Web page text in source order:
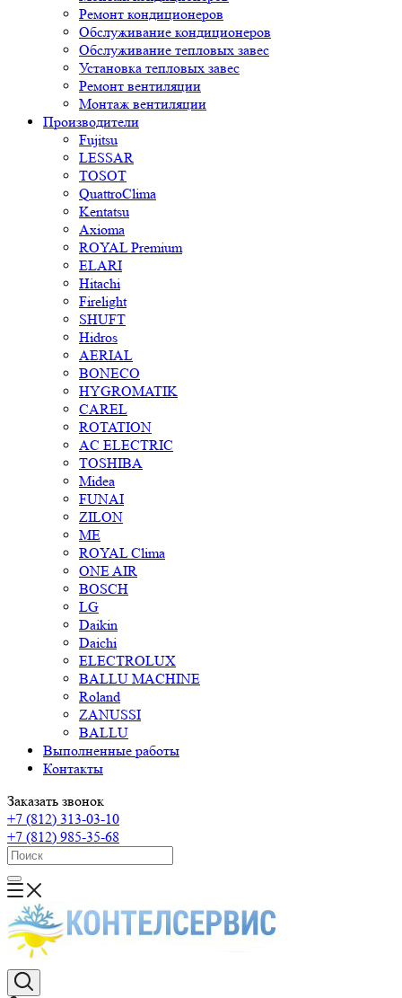
Ремонт кондиционеров
Обслуживание кондиционеров
Обслуживание тепловых завес
Установка тепловых завес
Ремонт вентиляции
Монтаж вентиляции
Производители
Fujitsu
LESSAR
TOSOT
QuattroClima
Kentatsu
Axioma
ROYAL Premium
ELARI
Hitachi
Firelight
SHUFT
Hidros
AERIAL
BONECO
HYGROMATIK
CAREL
ROTATION
AC ELECTRIC
TOSHIBA
Midea
FUNAI
ZILON
ME
ROYAL Clima
ONE AIR
BOSCH
LG
Daikin
Daichi
ELECTROLUX
BALLU MACHINE
Roland
ZANUSSI
BALLU
Выполненные работы
Контакты
Заказать звонок
+7 (812) 313-03-10
+7 (812) 985-35-68